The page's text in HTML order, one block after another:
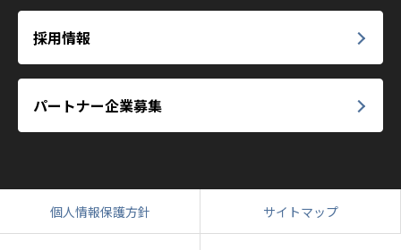
採用情報
パートナー企業募集
個人情報保護方針 サイトマップ